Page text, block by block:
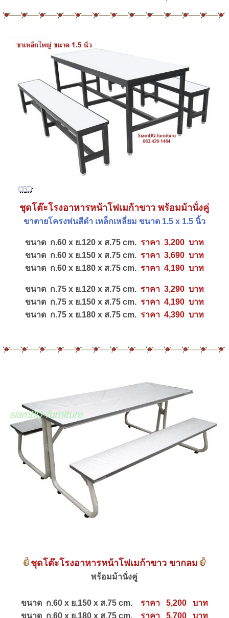
ชุดโต๊ะโรงอาหารหน้าโฟเมก้าขาว พร้อมม้านั่งคู่
ขาตายโครงพ่นสีดำ เหล็กเหลี่ยม ขนาด 1.5 x 1.5 นิ้ว
ขนาด ก.60 x ย.120 x ส.75 cm. ราคา 3,200 บาท
ขนาด ก.60 x ย.150 x ส.75 cm. ราคา 3,690 บาท
ขนาด ก.60 x ย.180 x ส.75 cm. ราคา 4,190 บาท
ขนาด ก.75 x ย.120 x ส.75 cm. ราคา 3,290 บาท
ขนาด ก.75 x ย.150 x ส.75 cm. ราคา 4,190 บาท
ขนาด ก.75 x ย.180 x ส.75 cm. ราคา 4,390 บาท
ชุดโต๊ะโรงอาหารหน้าโฟเมก้าขาว ขากลม
พร้อมม้านั่งคู่
ขนาด ก.60 x ย.150 x ส.75 cm.
ราคา 5,200 บาท
ขนาด ก.60 x ย.180 x ส.75 cm. ราคา 5,700 บาท